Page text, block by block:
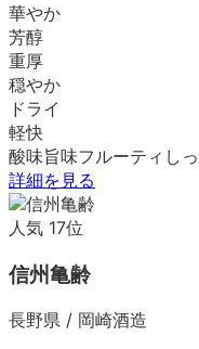
華やか
芳醇
重厚
穏やか
ドライ
軽快
酸味旨味フルーティ し
詳細を見る
人気 17位
信州亀齢
長野県 / 岡崎酒造